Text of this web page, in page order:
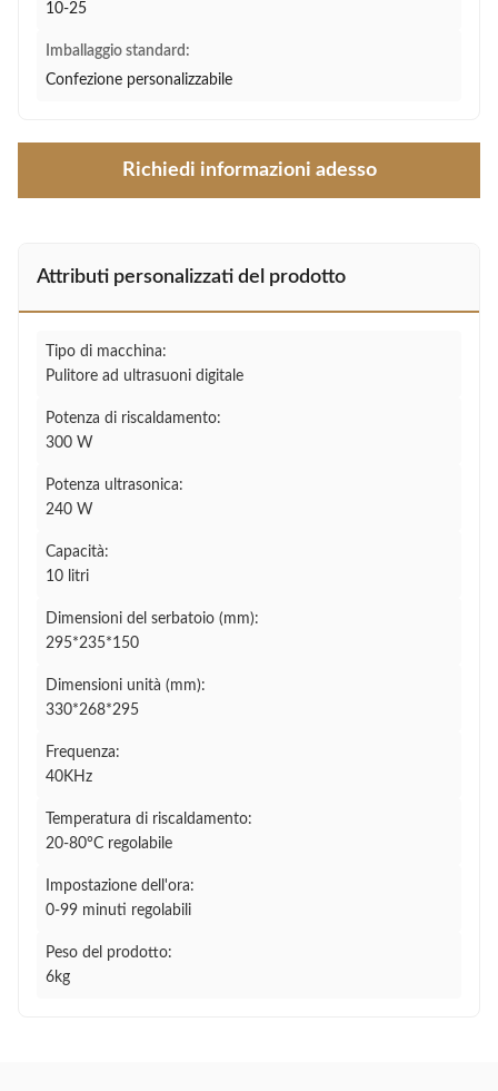
10-25
Imballaggio standard:
Confezione personalizzabile
Richiedi informazioni adesso
Attributi personalizzati del prodotto
Tipo di macchina:
Pulitore ad ultrasuoni digitale
Potenza di riscaldamento:
300 W
Potenza ultrasonica:
240 W
Capacità:
10 litri
Dimensioni del serbatoio (mm):
295*235*150
Dimensioni unità (mm):
330*268*295
Frequenza:
40KHz
Temperatura di riscaldamento:
20-80°C regolabile
Impostazione dell'ora:
0-99 minuti regolabili
Peso del prodotto:
6kg